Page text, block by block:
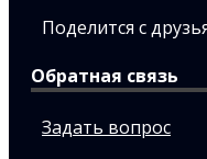
Поделится с
Обратная связь
Задать вопрос